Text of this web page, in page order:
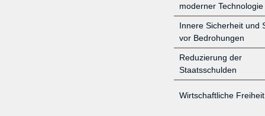
moderner Technologie
Innere Sicherheit und
vor Bedrohungen
Reduzierung der
Staatsschulden
Wirtschaftliche Freiheit